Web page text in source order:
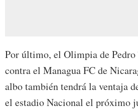
Por último, el Olimpia de
contra el Managua FC de
albo también tendrá la ventaja
el estadio Nacional el próximo